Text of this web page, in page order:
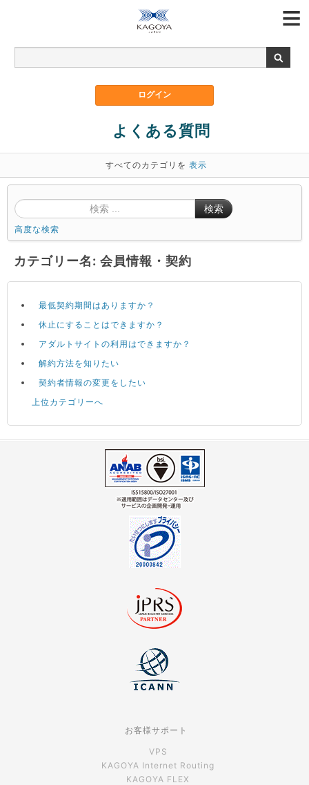
よくある質問
すべてのカテゴリを 表示
検索
高度な検索
カテゴリー名: 会員情報・契約
最低契約期間はありますか？
休止にすることはできますか？
アダルトサイトの利用はできますか？
解約方法を知りたい
契約者情報の変更をしたい
上位カテゴリーへ
お客様サポート
VPS
KAGOYA Internet Routing
KAGOYA FLEX